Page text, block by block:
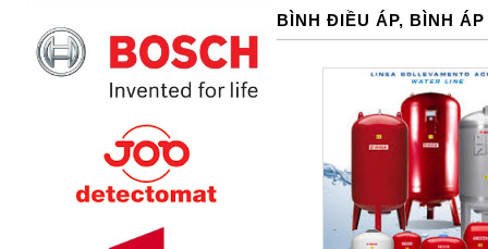
BÌNH ĐIỀU ÁP, BÌNH